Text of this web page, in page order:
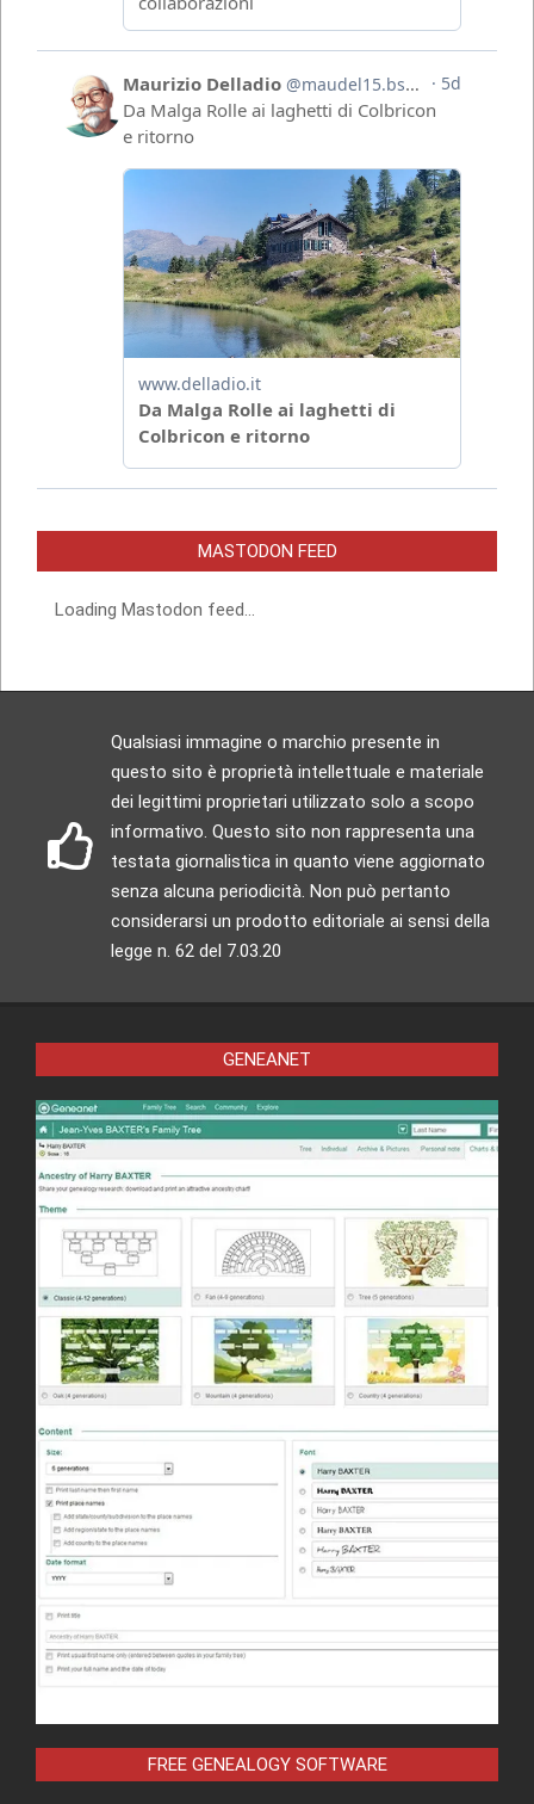
MASTODON FEED
Loading Mastodon feed...
Qualsiasi immagine o marchio presente in
questo sito è proprietà intellettuale e materiale
dei legittimi proprietari utilizzato solo a scopo
informativo. Questo sito non rappresenta una
testata giornalistica in quanto viene aggiornato
senza alcuna periodicità. Non può pertanto
considerarsi un prodotto editoriale ai sensi della
legge n. 62 del 7.03.20
GENEANET
FREE GENEALOGY SOFTWARE